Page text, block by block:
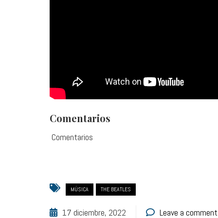
Comentarios
Comentarios
MÚSICA THE BEATLES
17 diciembre, 2022 Leave a comment